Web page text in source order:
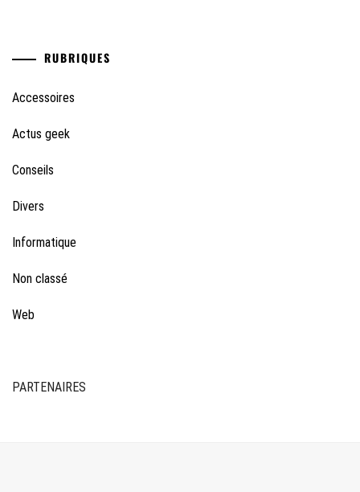
RUBRIQUES
Accessoires
Actus geek
Conseils
Divers
Informatique
Non classé
Web
PARTENAIRES